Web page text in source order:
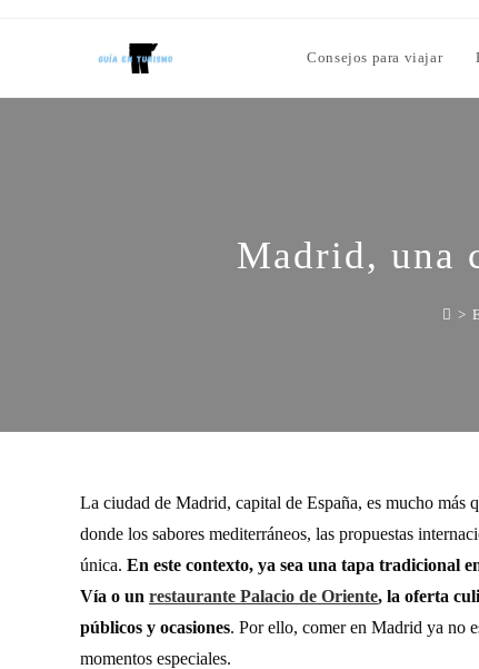
Consejos para viajar
Madrid, una
>
La ciudad de Madrid, capital de España, es mucho más
donde los sabores mediterráneos, las propuestas
única. En este contexto, ya sea una tapa tradicional
Vía o un restaurante Palacio de Oriente, la oferta
públicos y ocasiones. Por ello, comer en Madrid ya no
momentos especiales.